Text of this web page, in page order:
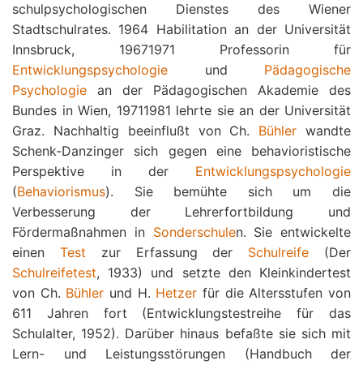
schulpsychologischen Dienstes des Wiener
Stadtschulrates. 1964 Habilitation an der Universität
Innsbruck, 19671971 Professorin für
Entwicklungspsychologie und Pädagogische
Psychologie an der Pädagogischen Akademie des
Bundes in Wien, 19711981 lehrte sie an der Universität
Graz. Nachhaltig beeinflußt von Ch. Bühler wandte
Schenk-Danzinger sich gegen eine behavioristische
Perspektive in der Entwicklungspsychologie
(Behaviorismus). Sie bemühte sich um die
Verbesserung der Lehrerfortbildung und
Fördermaßnahmen in Sonderschulen. Sie entwickelte
einen Test zur Erfassung der Schulreife (Der
Schulreifetest, 1933) und setzte den Kleinkindertest
von Ch. Bühler und H. Hetzer für die Altersstufen von
611 Jahren fort (Entwicklungstestreihe für das
Schulalter, 1952). Darüber hinaus befaßte sie sich mit
Lern- und Leistungsstörungen (Handbuch der